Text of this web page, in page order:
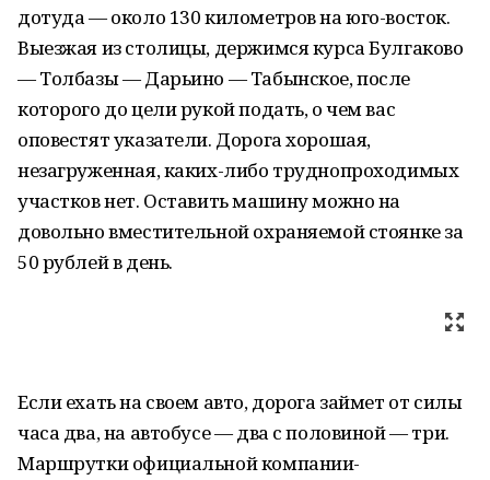
дотуда — около 130 километровна юго-восток.
Выезжая из столицы, держимся курса Булгаково
— Толбазы — Дарьино — Табынское, после
которого до цели рукой подать, о чем вас
оповестят указатели. Дорога хорошая,
незагруженная, каких-либо труднопроходимых
участков нет. Оставить машину можно на
довольно вместительной охраняемой стоянке за
50 рублей в день.
Если ехать на своем авто, дорога займет от силы
часа два, на автобусе — два с половиной — три.
Маршрутки официальной компании-